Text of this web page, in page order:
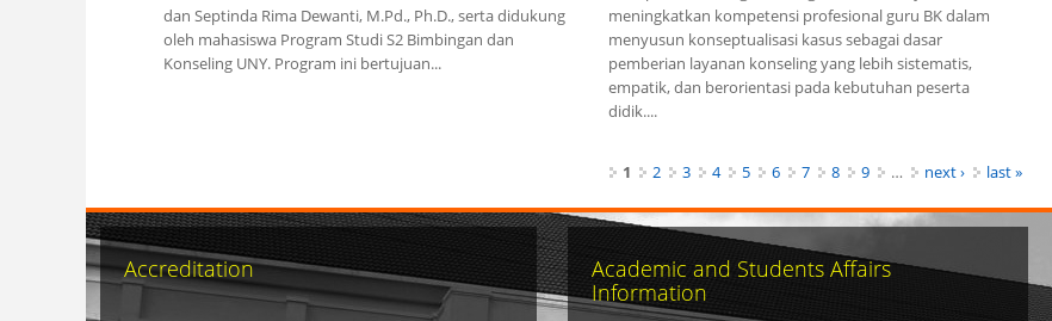
dan Septinda Rima Dewanti, M.Pd., Ph.D., serta didukung
oleh mahasiswa Program Studi S2 Bimbingan dan
Konseling UNY. Program ini bertujuan...
meningkatkan kompetensi profesional guru BK dalam
menyusun konseptualisasi kasus sebagai dasar
pemberian layanan konseling yang lebih sistematis,
empatik, dan berorientasi pada kebutuhan peserta
didik....
1 2 3 4 5 6 7 8 9 … next › last »
Accreditation
Academic and Students Affairs
Information